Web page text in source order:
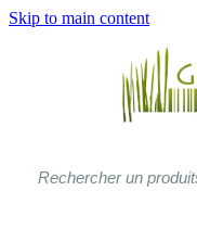
Skip to main content